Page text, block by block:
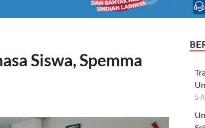
Siswa, Spemma
5